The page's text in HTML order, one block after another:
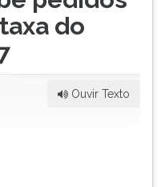
do
Ouvir Texto